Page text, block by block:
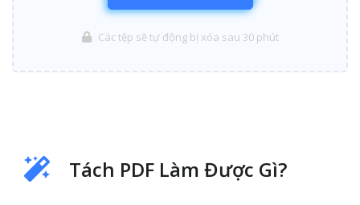
Các tệp sẽ tự động bị xóa sau 30 phút
Tách PDF Làm Được Gì?